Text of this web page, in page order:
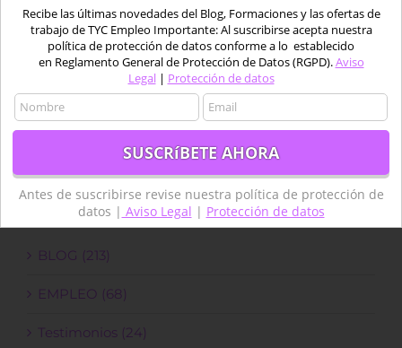
Categorías
BLOG (213)
EMPLEO (68)
Testimonios (24)
Recibe las últimas novedades del Blog, Formaciones y las ofertas de
trabajo de TYC Empleo Importante: Al suscribirse acepta nuestra
política de protección de datos conforme a lo establecido
en Reglamento General de Protección de Datos (RGPD).Aviso
Legal| Protección de datos
Antes de suscribirse revise nuestra política de protección de
datos | Aviso Legal | Protección de datos